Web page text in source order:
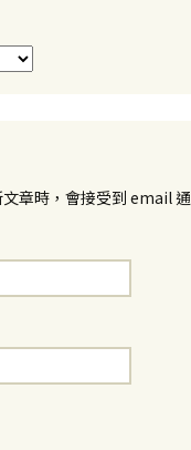
章時，會接受到 email 通